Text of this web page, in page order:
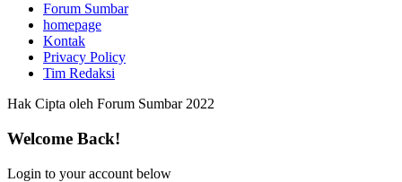
Forum Sumbar
homepage
Kontak
Privacy Policy
Tim Redaksi
Hak Cipta oleh Forum Sumbar 2022
Welcome Back!
Login to your account below